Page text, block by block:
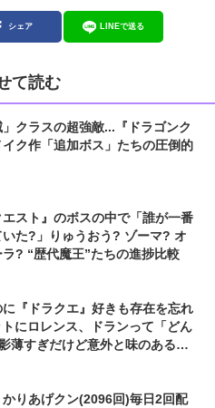
シェア LINEで送る
て読む
」クラスの超強敵...『ドラゴンク
ク作「追加ボス」たちの圧倒的
エスト』のボスの中で「誰が一番
た?」りゅうおう? ゾーマ? オ
? “歴代魔王”たちの進捗比較
『ドラクエ』好きも存在を忘れ
にロレンス、ドランって「どん
薄すぎだけど意外と味のある仲
かりあげクン(2096回)毎日2回配